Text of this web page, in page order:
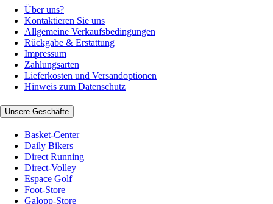
Über uns?
Kontaktieren Sie uns
Allgemeine Verkaufsbedingungen
Rückgabe & Erstattung
Impressum
Zahlungsarten
Lieferkosten und Versandoptionen
Hinweis zum Datenschutz
Unsere Geschäfte
Basket-Center
Daily Bikers
Direct Running
Direct-Volley
Espace Golf
Foot-Store
Galopp-Store